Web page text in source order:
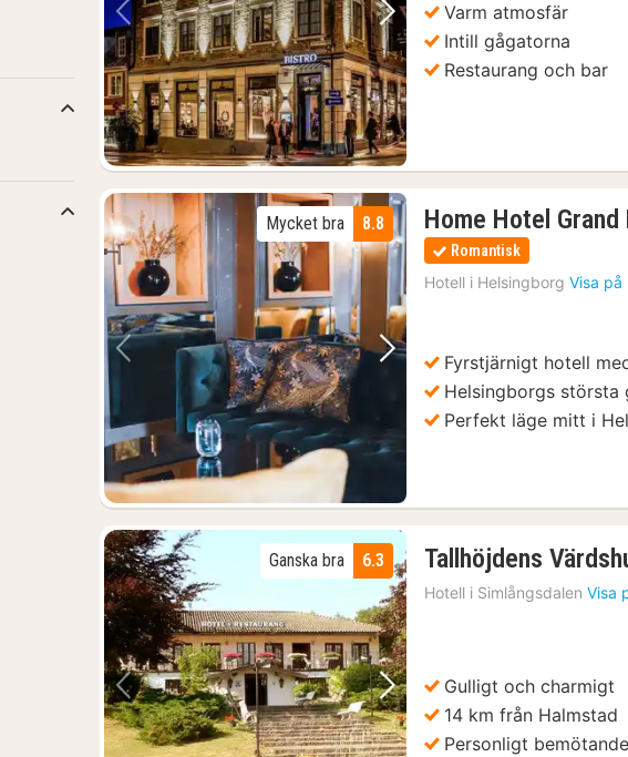
Föregående bild Nästa bild
Varm atmosfär
Intill gågatorna
Restaurang och bar
Föregående bild Nästa bild
8.8
Mycket bra Home Hotel
Romantisk
Hotell i Helsingborg Visa på
Fyrstjärnigt hotell
Helsingborgs största
Perfekt läge mitt i
Föregående bild Nästa bild
6.3
Ganska bra Tallhöjdens
Hotell i Simlångsdalen Visa
Gulligt och charmigt
14 km från Halmstad
Personligt bemötande